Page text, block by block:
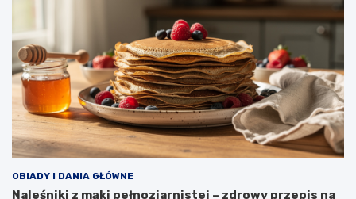
OBIADY I DANIA GŁÓWNE
Naleśniki z mąki pełnoziarnistej – zdrowy przepis na